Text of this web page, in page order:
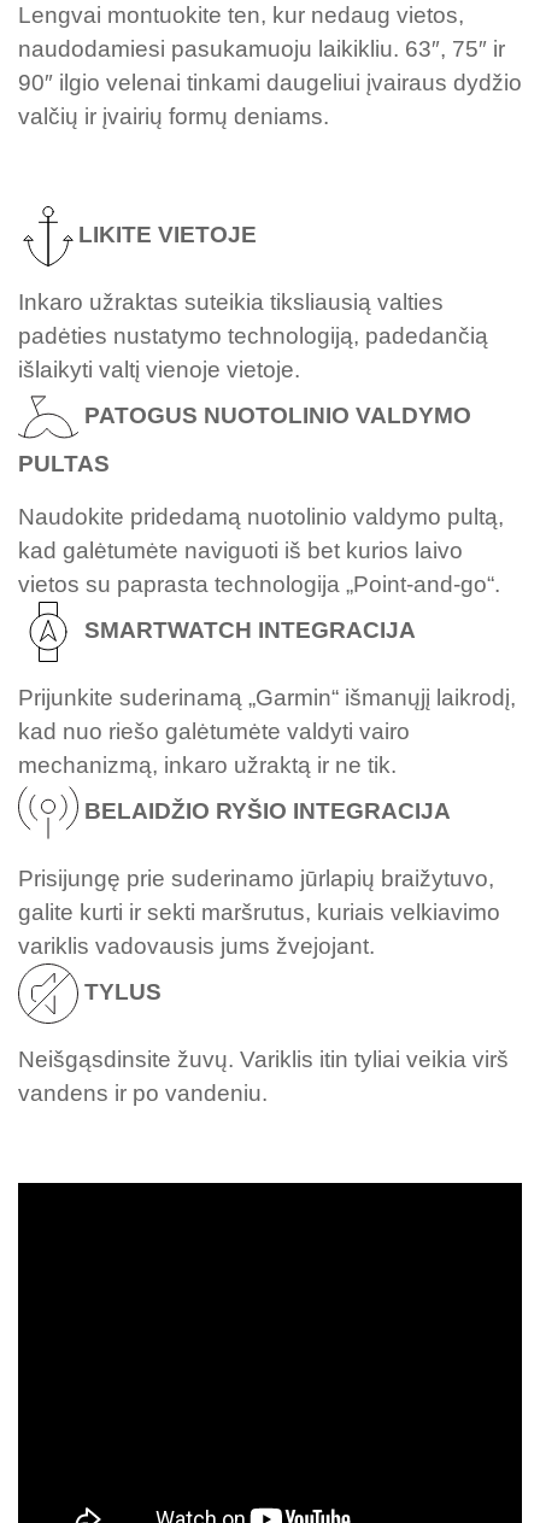
Lengvai montuokite ten, kur nedaug vietos,
naudodamiesi pasukamuoju laikikliu. 63″, 75″ ir
90″ ilgio velenai tinkami daugeliui įvairaus dydžio
valčių ir įvairių formų deniams.
LIKITE VIETOJE
Inkaro užraktas suteikia tiksliausią valties
padėties nustatymo technologiją, padedančią
išlaikyti valtį vienoje vietoje.
PATOGUS NUOTOLINIO VALDYMO
PULTAS
Naudokite pridedamą nuotolinio valdymo pultą,
kad galėtumėte naviguoti iš bet kurios laivo
vietos su paprasta technologija „Point-and-go“.
SMARTWATCH INTEGRACIJA
Prijunkite suderinamą „Garmin“ išmanųjį laikrodį,
kad nuo riešo galėtumėte valdyti vairo
mechanizmą, inkaro užraktą ir ne tik.
BELAIDŽIO RYŠIO INTEGRACIJA
Prisijungę prie suderinamo jūrlapių braižytuvo,
galite kurti ir sekti maršrutus, kuriais velkiavimo
variklis vadovausis jums žvejojant.
TYLUS
Neišgąsdinsite žuvų. Variklis itin tyliai veikia virš
vandens ir po vandeniu.